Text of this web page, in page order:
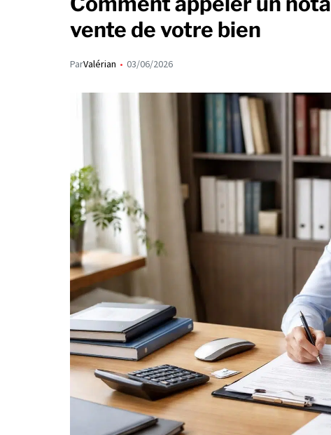
vente de votre bien
ParValérian 03/06/2026